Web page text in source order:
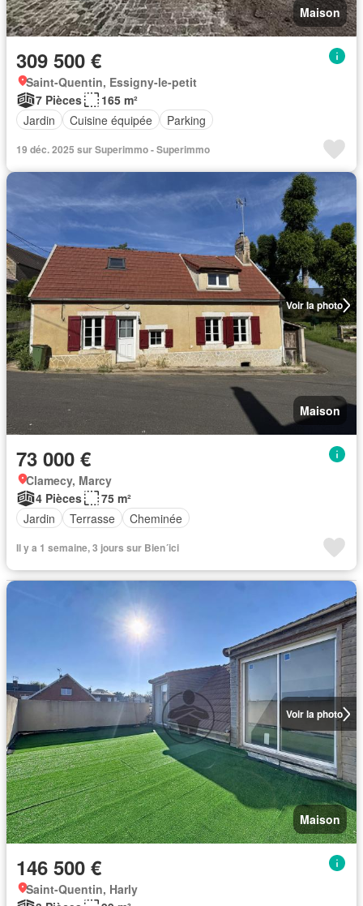
Maison
309 500 €
Saint-Quentin, Essigny-le-petit
7 Pièces
165 m²
Jardin
Cuisine équipée Parking
19 déc. 2025 sur Superimmo - Superimmo
Voir la photo
Maison
73 000 €
Clamecy, Marcy
4 Pièces
75 m²
Jardin
Terrasse Cheminée
Il y a 1 semaine, 3 jours sur Bien´ici
Voir la photo
Maison
146 500 €
Saint-Quentin, Harly